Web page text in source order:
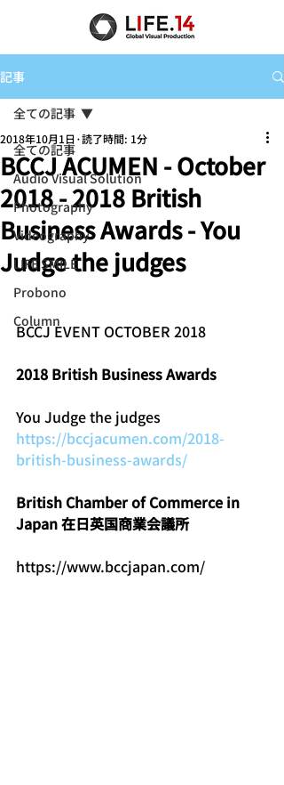
記事
全ての記事
Audio Visual Solution
Photography
Videography
LIFE SMILE
Probono
Column
全ての記事
BCCJ ACUMEN - October
2018 - 2018 British
Business Awards - You
Judge the judges
2018年10月1日 読了時間: 1分
BCCJ EVENT OCTOBER 2018
2018 British Business Awards
You Judge the judges
https://bccjacumen.com/2018-
british-business-awards/
British Chamber of Commerce in
Japan 在日英国商業会議所
https://www.bccjapan.com/